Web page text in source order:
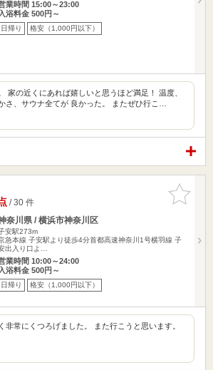
業時間 15:00～23:00
入浴料金 500円～
日帰り 格安（1,000円以下）
家の近くにあれば嬉しいと思うほど満足！ 温度、
さ、サウナ全てが 良かった。 またぜひ行こ…
お気に入
りに追加
/ 30 件
奈川県 / 横浜市神奈川区
安駅273m
急本線 子安駅より徒歩4分首都高速神奈川1号横羽線 子
出入り口よ…
業時間 10:00～24:00
入浴料金 500円～
日帰り 格安（1,000円以下）
非常にくつろげました。 また行こうと思います。